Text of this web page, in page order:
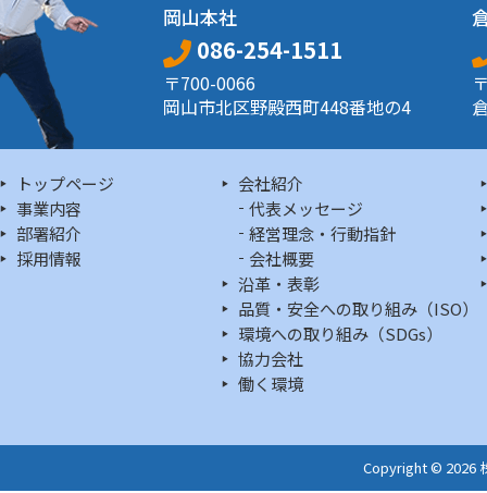
岡山本社
086-254-1511
〒700-0066
岡山市北区野殿西町448番地の4
トップページ
事業内容
部署紹介
採用情報
会社紹介
代表メッセージ
経営理念・行動指針
会社概要
沿革・表彰
品質・安全への取り組み（ISO）
環境への取り組み（SDGs）
協力会社
働く環境
Copyright © 2026